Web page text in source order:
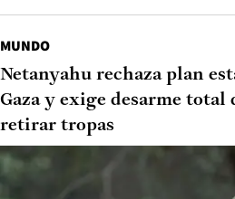
MUNDO
Netanyahu rechaza plan
Gaza y exige desarme total
retirar tropas